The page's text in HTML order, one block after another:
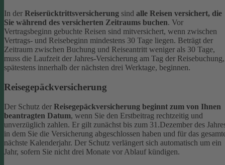
In der Reiserücktrittsversicherung sind alle Reisen versichert, die
Sie während des versicherten Zeitraums buchen. Vor
Vertragsbeginn gebuchte Reisen sind mitversichert, wenn zwischen
Vertrags- und Reisebeginn mindestens 30 Tage liegen. Beträgt der
Zeitraum zwischen Buchung und Reiseantritt weniger als 30 Tage,
muss die Laufzeit der Jahres-Versicherung am Tag der Reisebuchung,
spätestens innerhalb der nächsten drei Werktage, beginnen.
Reisegepäckversicherung
Der Schutz der Reisegepäckversicherung beginnt zum von Ihnen
beantragten Datum, wenn Sie den Erstbeitrag rechtzeitig und
unverzüglich zahlen. Er gilt zunächst bis zum 31.Dezember des
in dem Sie die Versicherung abgeschlossen haben und für das
nächste Kalenderjahr. Der Schutz verlängert sich automatisch um ein
Jahr, sofern Sie nicht drei Monate vor Ablauf kündigen.